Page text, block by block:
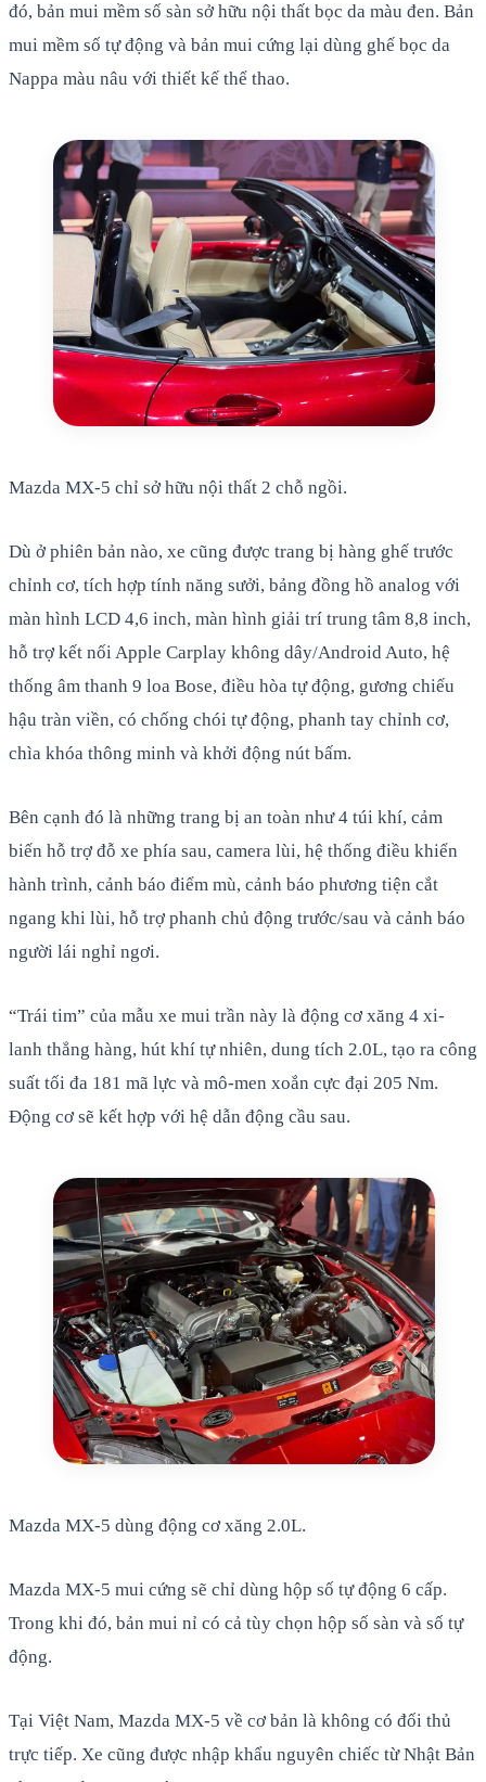
đó, bản mui mềm số sàn sở hữu nội thất bọc da màu đen. Bản
mui mềm số tự động và bản mui cứng lại dùng ghế bọc da
Nappa màu nâu với thiết kế thể thao.
Mazda MX-5 chỉ sở hữu nội thất 2 chỗ ngồi.
Dù ở phiên bản nào, xe cũng được trang bị hàng ghế trước
chỉnh cơ, tích hợp tính năng sưởi, bảng đồng hồ analog với
màn hình LCD 4,6 inch, màn hình giải trí trung tâm 8,8 inch,
hỗ trợ kết nối Apple Carplay không dây/Android Auto, hệ
thống âm thanh 9 loa Bose, điều hòa tự động, gương chiếu
hậu tràn viền, có chống chói tự động, phanh tay chỉnh cơ,
chìa khóa thông minh và khởi động nút bấm.
Bên cạnh đó là những trang bị an toàn như 4 túi khí, cảm
biến hỗ trợ đỗ xe phía sau, camera lùi, hệ thống điều khiển
hành trình, cảnh báo điểm mù, cảnh báo phương tiện cắt
ngang khi lùi, hỗ trợ phanh chủ động trước/sau và cảnh báo
người lái nghỉ ngơi.
“Trái tim” của mẫu xe mui trần này là động cơ xăng 4 xi-
lanh thẳng hàng, hút khí tự nhiên, dung tích 2.0L, tạo ra công
suất tối đa 181 mã lực và mô-men xoắn cực đại 205 Nm.
Động cơ sẽ kết hợp với hệ dẫn động cầu sau.
Mazda MX-5 dùng động cơ xăng 2.0L.
Mazda MX-5 mui cứng sẽ chỉ dùng hộp số tự động 6 cấp.
Trong khi đó, bản mui nỉ có cả tùy chọn hộp số sàn và số tự
động.
Tại Việt Nam, Mazda MX-5 về cơ bản là không có đối thủ
trực tiếp. Xe cũng được nhập khẩu nguyên chiếc từ Nhật Bản